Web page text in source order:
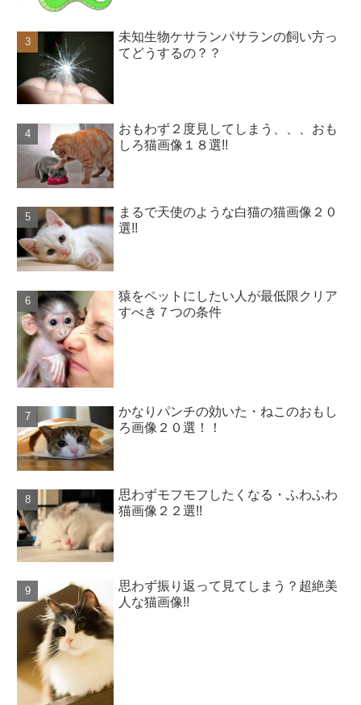
未知生物ケサランパサランの飼い方っ
てどうするの？？
おもわず２度見してしまう、、、おも
しろ猫画像１８選!!
まるで天使のような白猫の猫画像２０
選!!
猿をペットにしたい人が最低限クリア
すべき７つの条件
かなりパンチの効いた・ねこのおもし
ろ画像２０選！！
思わずモフモフしたくなる・ふわふわ
猫画像２２選!!
思わず振り返って見てしまう？超絶美
人な猫画像!!